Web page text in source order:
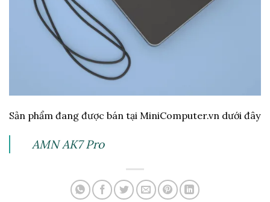
Sản phẩm đang được bán tại MiniComputer.vn dưới đây
AMN AK7 Pro